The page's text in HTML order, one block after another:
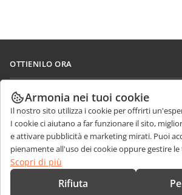
OTTIENILO ORA
Docs
DocSpace
Workspace
Connettori
App desktop
COLLABORA
Per i contributori
Per i traduttori
Per gli influencer
Offerte di lavoro
RICEVI NOTIZIE
Blog
RICEVI AIUTO
Forum
CONTATTACI
Armonia nei tuoi cookie
Il nostro sito utilizza i cookie per offrirti
I cookie ci aiutano a far funzionare il sito,
e attivare pubblicità e marketing mirati. Puoi
pienamente all'uso dei cookie oppure gestire
Scopri di più
Rifiuta